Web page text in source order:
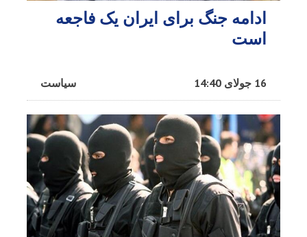
ادامه جنگ برای ایران یک فاجعه
است
سیاست 16 جولای 14:40